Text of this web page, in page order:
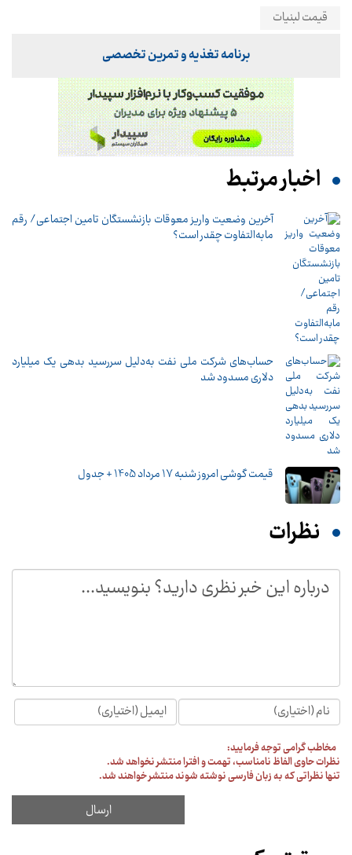
قیمت لبنیات
برنامه تغذیه و تمرین تخصصی
اخبار مرتبط
آخرین وضعیت واریز معوقات بازنشستگان تامین اجتماعی/ رقم
مابه‌التفاوت چقدر است؟
حساب‌های شرکت ملی نفت به‌دلیل سررسید بدهی یک میلیارد
دلاری مسدود شد
قیمت گوشی امروز شنبه 17 مرداد 1405 + جدول
نظرات
مخاطب گرامی توجه فرمایید:
نظرات حاوی الفاظ نامناسب، تهمت و افترا منتشر نخواهد شد.
تنها نظراتی که به زبان فارسی نوشته شوند منتشر خواهند شد.